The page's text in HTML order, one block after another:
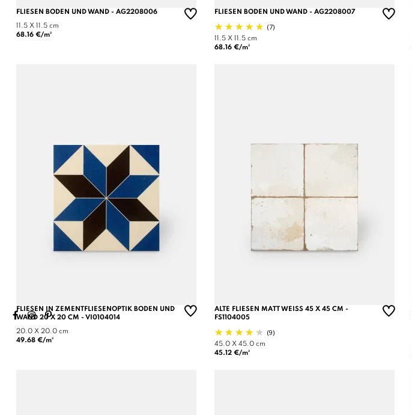
FLIESEN BODEN UND WAND - AG2208006
11.5 X 11.5 cm
68.16 €/m²
FLIESEN BODEN UND WAND - AG2208007
(7)
11.5 X 11.5 cm
68.16 €/m²
FLIESEN IN ZEMENTFLIESENOPTIK BODEN UND
WAND 20 X 20 CM - VI0104014
20.0 X 20.0 cm
49.68 €/m²
ALTE FLIESEN MATT WEISS 45 X 45 CM - F
S1104005
(9)
45.0 X 45.0 cm
45.12 €/m²